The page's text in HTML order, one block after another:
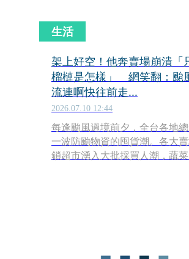
生活
架上好空！他奔賣場崩潰「
榴槤是怎樣」 網笑翻：颱
流連啊快往前走...
2026.07.10 12:44
每逢颱風過境前夕，全台各地
一波防颱物資的囤貨潮。各大
鎖超市湧入大批採買人潮，蔬